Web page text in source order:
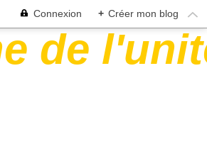
Connexion + Créer mon blog